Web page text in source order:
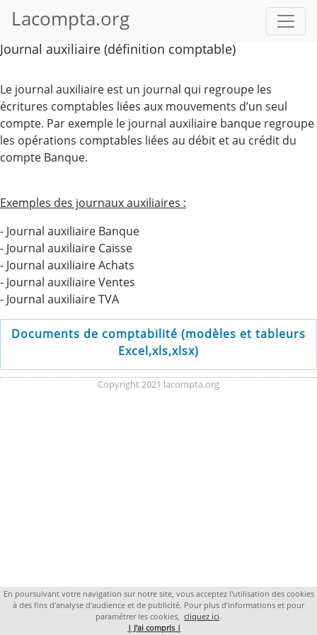
Lacompta.org
Journal auxiliaire (définition comptable)
Le journal auxiliaire est un journal qui regroupe les
écritures comptables liées aux mouvements d’un seul
compte. Par exemple le journal auxiliaire banque regroupe
les opérations comptables liées au débit et au crédit du
compte Banque.
Exemples des journaux auxiliaires :
- Journal auxiliaire Banque
- Journal auxiliaire Caisse
- Journal auxiliaire Achats
- Journal auxiliaire Ventes
- Journal auxiliaire TVA
Documents de comptabilité (modèles et tableurs
Excel,xls,xlsx)
Copyright 2021 lacompta.org
En poursuivant votre navigation sur notre site, vous acceptez l'utilisation des cookies
à des fins d'analyse d'audience et de publicité. Pour plus d’informations et pour
paramétrer les cookies, cliquez ici.
| J'ai compris |